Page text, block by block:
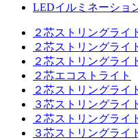
LEDイルミネーショ
２芯ストリングライ
２芯ストリングライ
２芯ストリングライ
２芯エコストライト
２芯ストリングライ
３芯ストリングライ
２芯ストリングライ
３芯ストリングライ